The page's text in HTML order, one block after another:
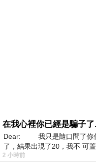
在我心裡你已經是騙子
Dear: 我只是隨口問了你什
了，結果出現了20，我不 可
2 小時前